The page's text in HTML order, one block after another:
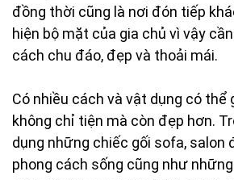
đồng thời cũng là nơi đón tiếp
hiện bộ mặt của gia chủ vì vậy
cách chu đáo, đẹp và thoải mái.
Có nhiều cách và vật dụng có thể
không chỉ tiện mà còn đẹp hơn.
dụng những chiếc gối sofa, salon
phong cách sống cũng như